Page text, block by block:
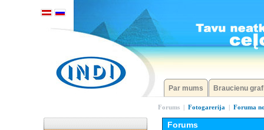
Par mums Braucienu
Forums | Fotogarerija | Foruma
Forums